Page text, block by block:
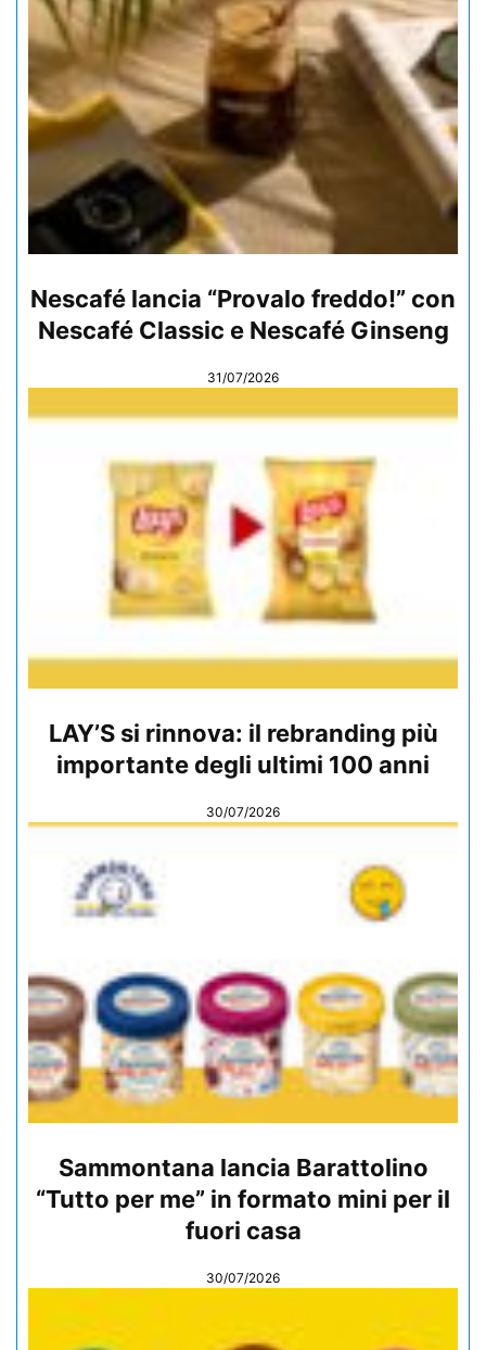
Nescafé lancia “Provalo freddo!” con
Nescafé Classic e Nescafé Ginseng
31/07/2026
LAY’S si rinnova: il rebranding più
importante degli ultimi 100 anni
30/07/2026
Sammontana lancia Barattolino
“Tutto per me” in formato mini per il
fuori casa
30/07/2026